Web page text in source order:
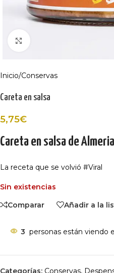
Inicio/Conservas
Careta en salsa
5,75€
Careta en salsa de Almeria
La receta que se volvió #Viral
Sin existencias
Comparar
Añadir a la
3 personas están viendo
Categorías: Conservas,